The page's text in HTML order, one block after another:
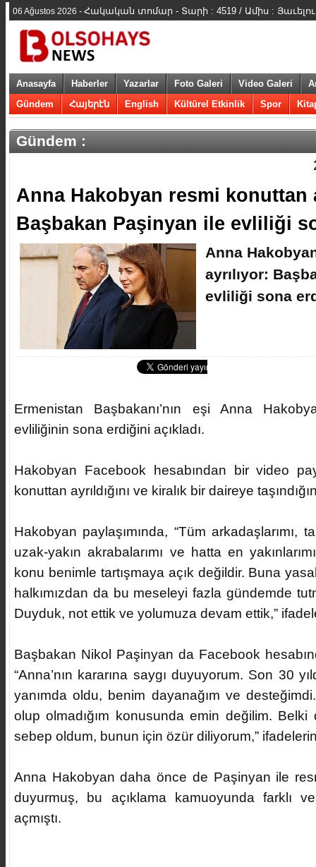
06 Ağustos 2026 - Հակական տոմար - Տարի : 4519 / Ամիս :
Anasayfa Haberler Yazarlar Foto Galeri Video Galeri
Gündem
Հայերէն English Kültürel Etkinlik Spor
Gündem :
​Anna Hakobyan resmi konuttan
Başbakan Paşinyan ile evliliği
​Anna
ayrılıyor:
evliliği sona
Ermenistan Başbakanı’nın eşi Anna
evliliğinin sona erdiğini açıkladı.
Hakobyan Facebook hesabından bir video
konuttan ayrıldığını ve kiralık bir daireye
Hakobyan paylaşımında, “Tüm arkadaşlarımı,
uzak-yakın akrabalarımı ve hatta en
konu benimle tartışmaya açık değildir. Buna
halkımızdan da bu meseleyi fazla gündemde
Duyduk, not ettik ve yolumuza devam ettik,”
Başbakan Nikol Paşinyan da Facebook
“Anna’nın kararına saygı duyuyorum. Son 30
yanımda oldu, benim dayanağım ve
olup olmadığım konusunda emin değilim. Belki
sebep oldum, bunun için özür diliyorum,”
Anna Hakobyan daha önce de Paşinyan ile
duyurmuş, bu açıklama kamuoyunda farklı
açmıştı.